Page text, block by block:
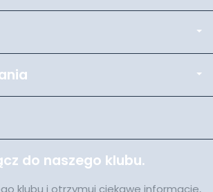
do naszego klubu.
klubu i otrzymuj ciekawe informacje,